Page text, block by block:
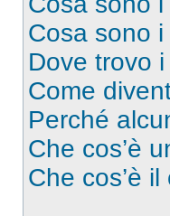
Cosa sono
Dove trovo
Come
Perché
Che cos’è
Che cos’è